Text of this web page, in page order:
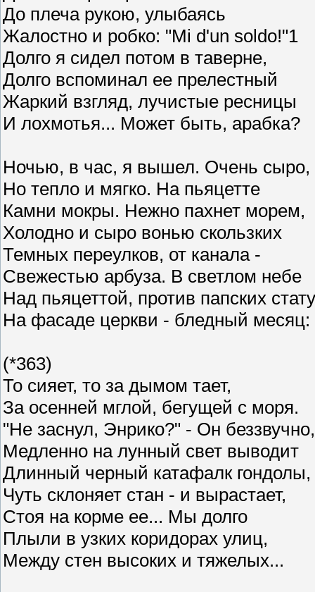
До плеча рукою, улыбаясь
Жалостно и робко: "Mi d'un soldo!"1
Долго я сидел потом в таверне,
Долго вспоминал ее прелестный
Жаркий взгляд, лучистые ресницы
И лохмотья... Может быть, арабка?
Ночью, в час, я вышел. Очень сыро,
Но тепло и мягко. На пьяцетте
Камни мокры. Нежно пахнет морем,
Холодно и сыро вонью скользких
Темных переулков, от канала -
Свежестью арбуза. В светлом небе
Над пьяцеттой, против папских
На фасаде церкви - бледный месяц:
(*363)
То сияет, то за дымом тает,
За осенней мглой, бегущей с моря.
"Не заснул, Энрико?" - Он беззвучно,
Медленно на лунный свет выводит
Длинный черный катафалк гондолы,
Чуть склоняет стан - и вырастает,
Стоя на корме ее... Мы долго
Плыли в узких коридорах улиц,
Между стен высоких и тяжелых...